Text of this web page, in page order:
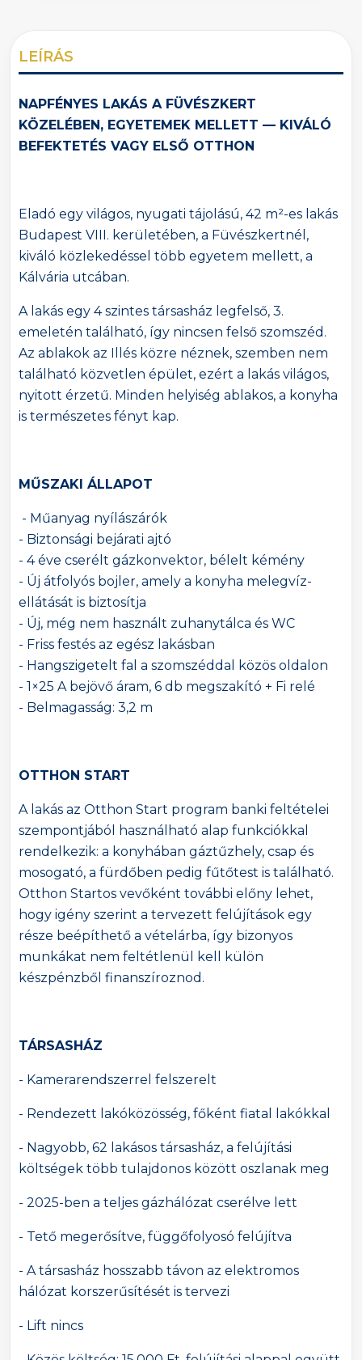
LEÍRÁS
NAPFÉNYES LAKÁS A FÜVÉSZKERT
KÖZELÉBEN, EGYETEMEK MELLETT — KIVÁLÓ
BEFEKTETÉS VAGY ELSŐ OTTHON
Eladó egy világos, nyugati tájolású, 42 m²-es lakás
Budapest VIII. kerületében, a Füvészkertnél,
kiváló közlekedéssel több egyetem mellett, a
Kálvária utcában.
A lakás egy 4 szintes társasház legfelső, 3.
emeletén található, így nincsen felső szomszéd.
Az ablakok az Illés közre néznek, szemben nem
található közvetlen épület, ezért a lakás világos,
nyitott érzetű. Minden helyiség ablakos, a konyha
is természetes fényt kap.
MŰSZAKI ÁLLAPOT
- Műanyag nyílászárók
- Biztonsági bejárati ajtó
- 4 éve cserélt gázkonvektor, bélelt kémény
- Új átfolyós bojler, amely a konyha melegvíz-
ellátását is biztosítja
- Új, még nem használt zuhanytálca és WC
- Friss festés az egész lakásban
- Hangszigetelt fal a szomszéddal közös oldalon
- 1×25 A bejövő áram, 6 db megszakító + Fi relé
- Belmagasság: 3,2 m
OTTHON START
A lakás az Otthon Start program banki feltételei
szempontjából használható alap funkciókkal
rendelkezik: a konyhában gáztűzhely, csap és
mosogató, a fürdőben pedig fűtőtest is található.
Otthon Startos vevőként további előny lehet,
hogy igény szerint a tervezett felújítások egy
része beépíthető a vételárba, így bizonyos
munkákat nem feltétlenül kell külön
készpénzből finanszíroznod.
TÁRSASHÁZ
- Kamerarendszerrel felszerelt
- Rendezett lakóközösség, főként fiatal lakókkal
- Nagyobb, 62 lakásos társasház, a felújítási
költségek több tulajdonos között oszlanak meg
- 2025-ben a teljes gázhálózat cserélve lett
- Tető megerősítve, függőfolyosó felújítva
- A társasház hosszabb távon az elektromos
hálózat korszerűsítését is tervezi
- Lift nincs